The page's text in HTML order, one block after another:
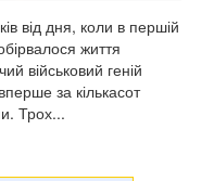
від дня, коли в першій
життя
військовий геній
за кількасот
Трох...